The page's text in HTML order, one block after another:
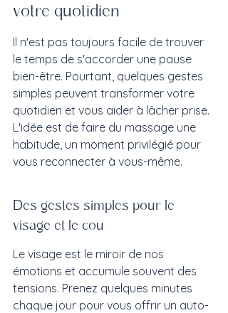
votre quotidien
Il n'est pas toujours facile de trouver
le temps de s'accorder une pause
bien-être. Pourtant, quelques gestes
simples peuvent transformer votre
quotidien et vous aider à lâcher prise.
L'idée est de faire du massage une
habitude, un moment privilégié pour
vous reconnecter à vous-même.
Des gestes simples pour le
visage et le cou
Le visage est le miroir de nos
émotions et accumule souvent des
tensions. Prenez quelques minutes
chaque jour pour vous offrir un auto-